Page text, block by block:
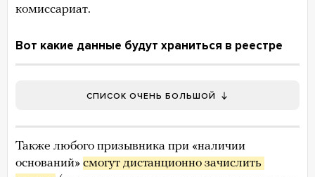
комиссариат.
Вот какие данные будут храниться в реестре
СПИСОК ОЧЕНЬ БОЛЬШОЙ
Также любого призывника при «наличии
оснований» смогут дистанционно зачислить